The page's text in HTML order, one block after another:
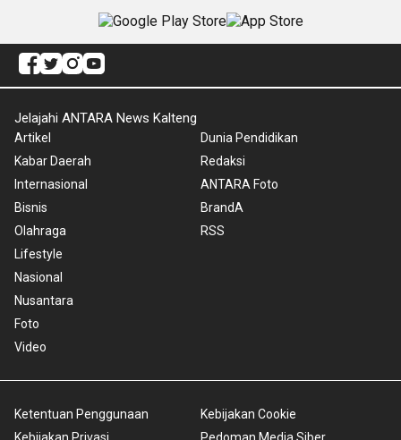
Jelajahi ANTARA News Kalteng
Artikel
Kabar Daerah
Internasional
Bisnis
Olahraga
Lifestyle
Nasional
Nusantara
Foto
Video
Dunia Pendidikan
Redaksi
ANTARA Foto
BrandA
RSS
Ketentuan Penggunaan
Kebijakan Cookie